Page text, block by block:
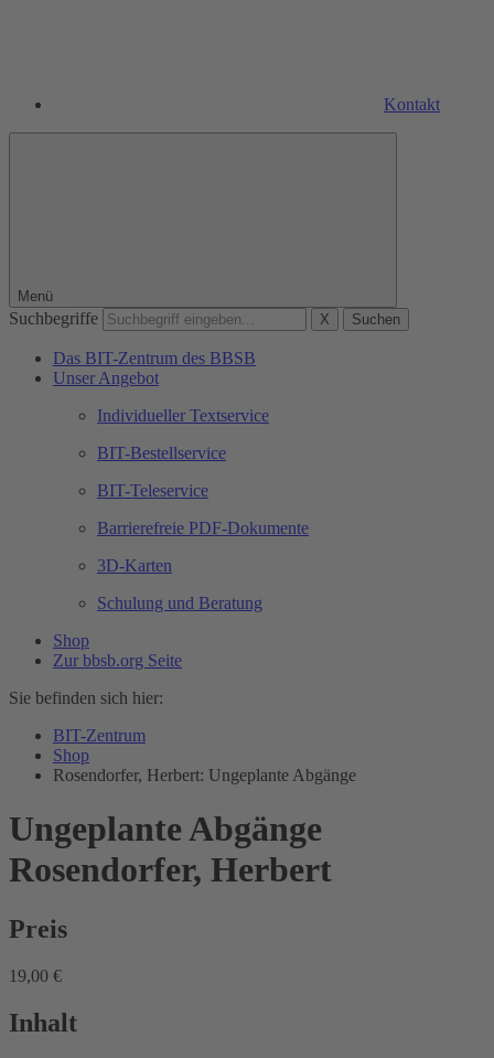
Kontakt
Menü
Suchbegriffe X Suchen
Das BIT-Zentrum des BBSB
Unser Angebot
Individueller Textservice
BIT-Bestellservice
BIT-Teleservice
Barrierefreie PDF-Dokumente
3D-Karten
Schulung und Beratung
Shop
Zur bbsb.org Seite
Sie befinden sich hier:
BIT-Zentrum
Shop
Rosendorfer, Herbert: Ungeplante Abgänge
Ungeplante Abgänge
Rosendorfer, Herbert
Preis
19,00 €
Inhalt